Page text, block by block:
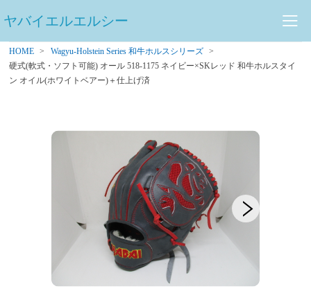
ヤバイエルエルシー
HOME
Wagyu-Holstein Series 和牛ホルスシリーズ
硬式(軟式・ソフト可能) オール 518-1175 ネイビー×SKレッド 和牛ホルスタイ
ン オイル(ホワイトベアー)＋仕上げ済